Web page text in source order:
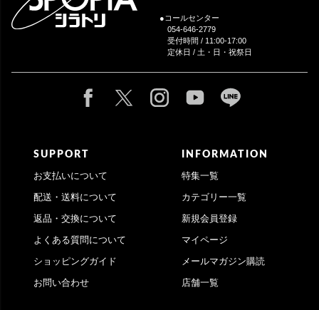
●コールセンター
054-646-2779
受付時間 / 11:00-17:00
定休日 / 土・日・祝祭日
SUPPORT
お支払いについて
配送・送料について
返品・交換について
よくある質問について
ショッピングガイド
お問い合わせ
INFORMATION
特集一覧
カテゴリー一覧
新規会員登録
マイページ
メールマガジン購読
店舗一覧